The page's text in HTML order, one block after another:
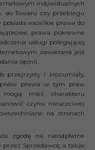
indywidualnych
do Towaru czy przebiegu
wszelkie prawa do
prawa pokrewne
usługi polegającej
zawierana jest
opinii.
przejrzysty i zrozumiały,
prawa w tym praw
mieć charakteru
czynu nieuczciwej
na stronach
zgodę na nieodpłatne
Sprzedawcę, a także